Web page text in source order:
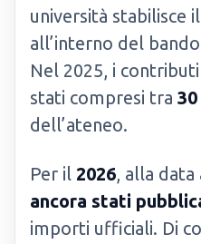
università stabilisce
all’interno del
Nel 2025, i
stati compresi tra
dell’ateneo.
Per il 2026, alla
ancora stati
importi ufficiali. Di